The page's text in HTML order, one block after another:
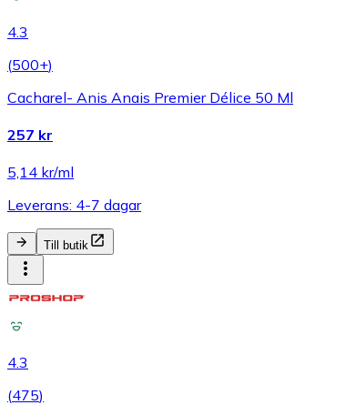
4.3
(500+)
Cacharel- Anis Anais Premier Délice 50 Ml
257 kr
5,14 kr/ml
Leverans: 4-7 dagar
Till butik
4.3
(475)